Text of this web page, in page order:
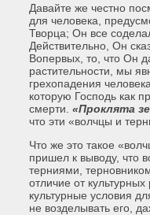
Давайте же честно
для человека,
Творца; Он все
Действительно, Он
Вопервых, то, что Он
растительности, мы
грехопадения
которую Господь как
смерти. «Проклята
что эти «волчцы и
Что же это такое
пришел к выводу, что
терниями,
отличие от
культурные условия
не возделывать его,